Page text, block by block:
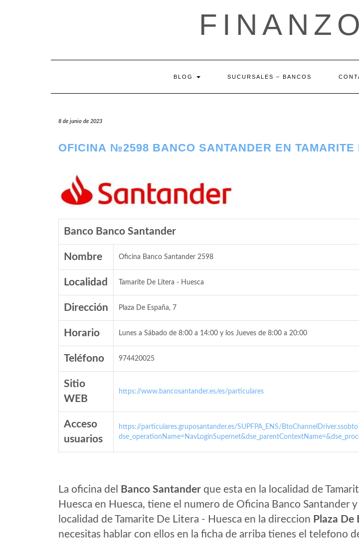
BLOG SUCURSALES – BANCOS
8 de junio de 2023
OFICINA №2598 BANCO SANTANDER EN TAMARITE
Banco Banco Santander
Nombre Oficina Banco Santander 2598
Localidad Tamarite De Litera - Huesca
Dirección Plaza De España, 7
Horario Lunes a Sábado de 8:00 a 14:00 y los Jueves de 8:00 a 20:00
Teléfono 974420025
Sitio
WEB
https://www.bancosantander.es/es/particulares
Acceso
usuarios
https://particulares.gruposantander.es/SUPFPA_ENS/
La oficina del Banco Santander que esta en la localidad de
Huesca en Huesca, tiene el numero de Oficina Banco Santander y
localidad de Tamarite De Litera - Huesca en la direccion Plaza De
necesitas hablar con ellos en la ficha de arriba tienes el telefono